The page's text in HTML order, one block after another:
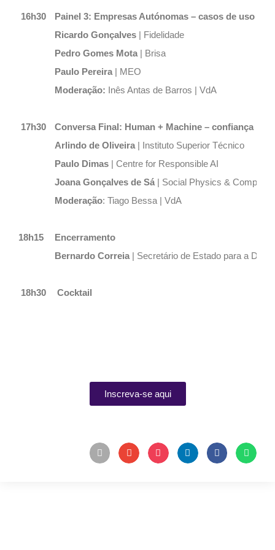
16h30
Painel 3: Empresas Autónomas – casos de uso e
Ricardo Gonçalves | Fidelidade
Pedro Gomes Mota | Brisa
Paulo Pereira | MEO
Moderação: Inês Antas de Barros | VdA
17h30
Conversa Final: Human + Machine – confiança
Arlindo de Oliveira | Instituto Superior Técnico
Paulo Dimas | Centre for Responsible AI
Joana Gonçalves de Sá | Social Physics &
Moderação: Tiago Bessa | VdA
18h15
Encerramento
Bernardo Correia | Secretário de Estado para a
18h30 Cocktail
Inscreva-se aqui